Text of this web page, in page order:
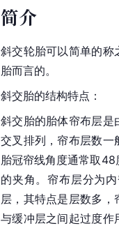
简介
斜交轮胎可以简单的称
胎而言的。
斜交胎的结构特点：
斜交胎的胎体帘布层是
交叉排列，帘布层数一
胎冠帘线角度通常取
的夹角。帘布层分为
层，其特点是层数多
与缓冲层之间起过度作